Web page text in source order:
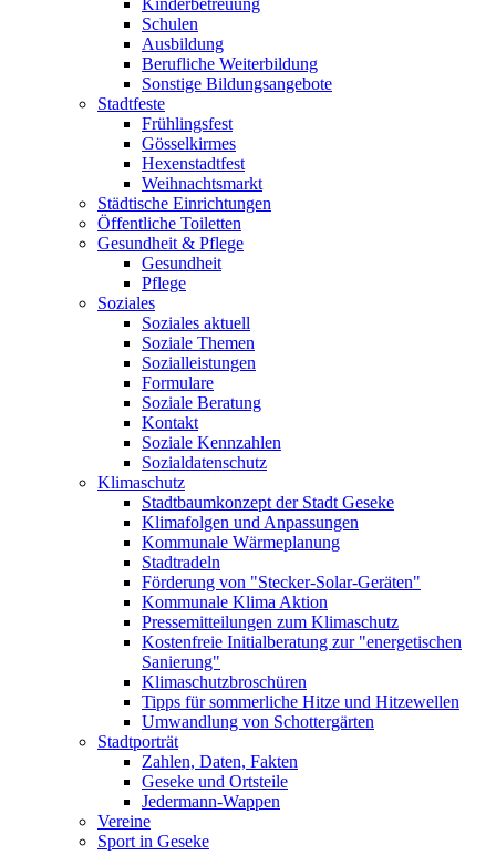
Kinderbetreuung
Schulen
Ausbildung
Berufliche Weiterbildung
Sonstige Bildungsangebote
Stadtfeste
Frühlingsfest
Gösselkirmes
Hexenstadtfest
Weihnachtsmarkt
Städtische Einrichtungen
Öffentliche Toiletten
Gesundheit & Pflege
Gesundheit
Pflege
Soziales
Soziales aktuell
Soziale Themen
Sozialleistungen
Formulare
Soziale Beratung
Kontakt
Soziale Kennzahlen
Sozialdatenschutz
Klimaschutz
Stadtbaumkonzept der Stadt Geseke
Klimafolgen und Anpassungen
Kommunale Wärmeplanung
Stadtradeln
Förderung von "Stecker-Solar-Geräten"
Kommunale Klima Aktion
Pressemitteilungen zum Klimaschutz
Kostenfreie Initialberatung zur "energetischen
Sanierung"
Klimaschutzbroschüren
Tipps für sommerliche Hitze und Hitzewellen
Umwandlung von Schottergärten
Stadtporträt
Zahlen, Daten, Fakten
Geseke und Ortsteile
Jedermann-Wappen
Vereine
Sport in Geseke